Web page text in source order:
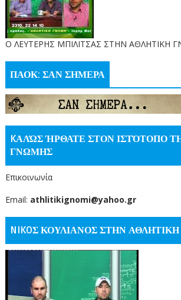
O ΛΕΥΤΕΡΗΣ ΜΠΙΛΙΤΣΑΣ ΣΤΗΝ ΑΘΛΗΤΙΚΗ
ΠΑΟΚ: ΣΑΝ ΣΗΜΕΡΑ
KΑΛΏΣ ΉΡΘΑΤΕ ΣΤΟΝ ΙΣΤΌΤΟΠΟ
ΓΝΩΜΗΣ
Επικοινωνία
Email: athlitikignomi@yahoo.gr
NIKOΣ ΚΟΥΛΙΑΝΟΣ ΣΤΗΝ